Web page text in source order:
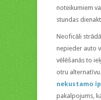
noteikumiem
stundas
Neoficāli
nepieder auto
vēlēšanās to
otru alternatīvu.
nekustamo
pakalpojums,